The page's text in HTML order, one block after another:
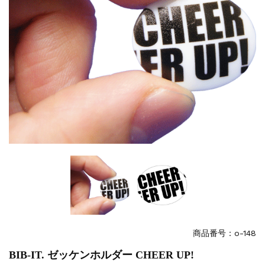
events
2026.3.26
BIB-IT.のZERO WASTE...
events
2026.2.2
仙台国際ハーフマラソン2026 大会オリ...
events
2025.10.1
第46回 丹波篠山ABCマラソン...
商品番号：o-148
BIB-IT. ゼッケンホルダー CHEER UP!